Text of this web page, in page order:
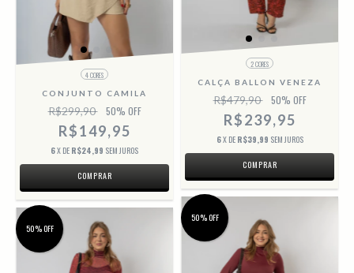
4 CORES
CONJUNTO CAMILA
R$299,90 50% OFF
R$149,95
6X DE R$24,99 SEM JUROS
COMPRAR
2 CORES
CALÇA BALLON VENEZA
R$479,90 50% OFF
R$239,95
6X DE R$39,99 SEM JUROS
COMPRAR
50% OFF
50% OFF